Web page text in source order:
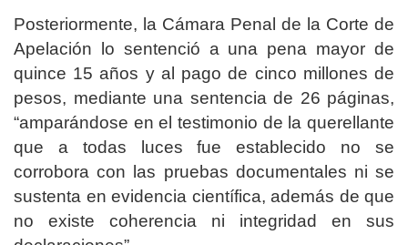
Posteriormente, la Cámara Penal de la Corte de
Apelación lo sentenció a una pena mayor de
quince 15 años y al pago de cinco millones de
pesos, mediante una sentencia de 26 páginas,
“amparándose en el testimonio de la querellante
que a todas luces fue establecido no se
corrobora con las pruebas documentales ni se
sustenta en evidencia científica, además de que
no existe coherencia ni integridad en sus